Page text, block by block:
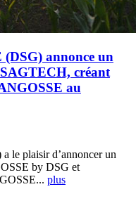
annonce un
créant
au
le plaisir d’annoncer un
by DSG et
plus